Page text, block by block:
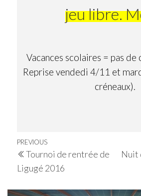
jeu libre.
Vacances scolaires = pas de
Reprise vendedi 4/11 et
créneaux).
Navigation
de
l’article
Previous
Post
PREVIOUS
Tournoi de rentrée de
Ligugé 2016
Nuit